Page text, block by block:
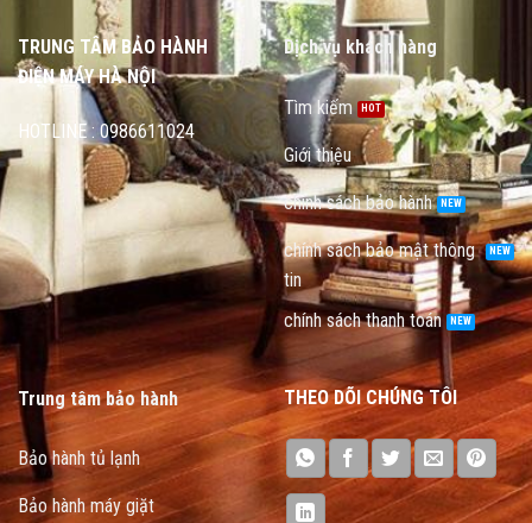
TRUNG TÂM BẢO HÀNH
ĐIỆN MÁY HÀ NỘI
HOTLINE : 0986611024
Dịch vụ khách hàng
Tìm kiếm
Giới thiệu
chính sách bảo hành
chính sách bảo mật thông
tin
chính sách thanh toán
Trung tâm bảo hành
Bảo hành tủ lạnh
Bảo hành máy giặt
THEO DÕI CHÚNG TÔI